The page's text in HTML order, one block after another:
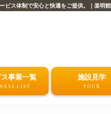
ビス体制で安心と快適をご提供。｜楽明館
事業一覧
LIST
施設見学
TOUR